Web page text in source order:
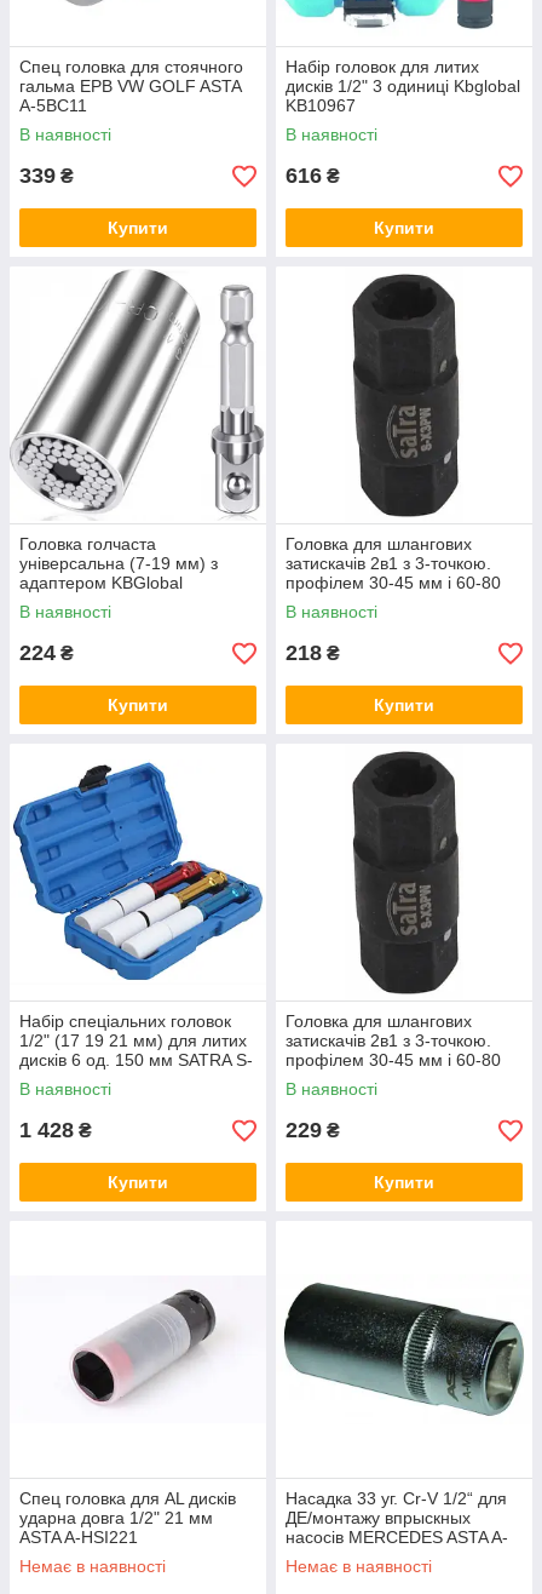
Спец головка для стоячного
гальма EPB VW GOLF ASTA
A-5BC11
В наявності
339 ₴
Купити
Набір головок для литих
дисків 1/2" 3 одиниці Kbglobal
KB10967
В наявності
616 ₴
Купити
Головка голчаста
універсальна (7-19 мм) з
адаптером KBGlobal
KB10128
В наявності
224 ₴
Купити
Головка для шлангових
затискачів 2в1 з 3-точкою.
профілем 30-45 мм і 60-80
мм SATRA S-X3PW
В наявності
218 ₴
Купити
Набір спеціальних головок
1/2" (17 19 21 мм) для литих
дисків 6 од. 150 мм SATRA S-
3PALU
В наявності
1 428 ₴
Купити
Головка для шлангових
затискачів 2в1 з 3-точкою.
профілем 30-45 мм і 60-80
мм SATRA S-X3PW
В наявності
229 ₴
Купити
Спец головка для AL дисків
ударна довга 1/2" 21 мм
ASTA A-HSI221
Немає в наявності
Насадка 33 уг. Cr-V 1/2“ для
ДЕ/монтажу впрыскных
насосів MERCEDES ASTA A-
MTS33
Немає в наявності